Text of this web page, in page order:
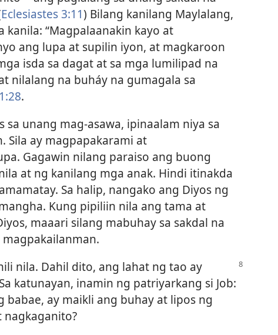
Eclesiastes 3:11) Bilang kanilang Maylalang,
kanila: “Magpalaanakin kayo at
ang lupa at supilin iyon, at magkaroon
isda sa dagat at sa mga lumilipad na
nilalang na buháy na gumagala sa
.
sa unang mag-asawa, ipinaalam niya sa
Sila ay magpapakarami at
Gagawin nilang paraiso ang buong
at ng kanilang mga anak. Hindi itinakda
Sa halip, nangako ang Diyos ng
Kung pipiliin nila ang tama at
maaari silang mabuhay sa sakdal na
nila. Dahil dito, ang lahat ng tao ay
katunayan, inamin ng patriyarkang si Job:
babae, ay maikli ang buhay at lipos ng
nagkaganito?